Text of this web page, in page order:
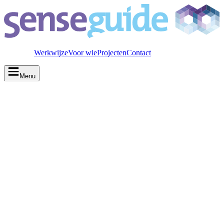
WerkwijzeVoor wieProjectenContact
Menu